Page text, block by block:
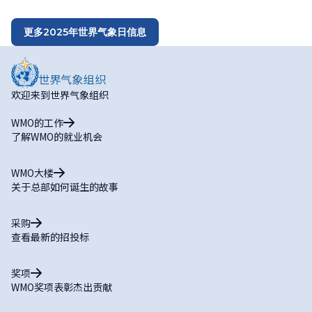
更多2025年世界气象日信息
欢迎来到世界气象组织
WMO的工作
了解WMO的就业机会
WMO大楼
关于总部如何诞生的故事
采购
查看最新的招投标
奖项
WMO奖项表彰杰出贡献